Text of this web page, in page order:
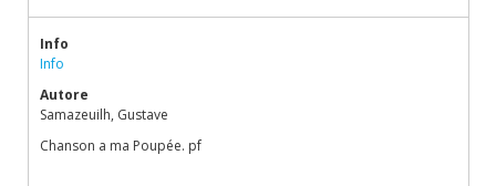
Info
Info
Autore
Samazeuilh, Gustave
Chanson a ma Poupée. pf